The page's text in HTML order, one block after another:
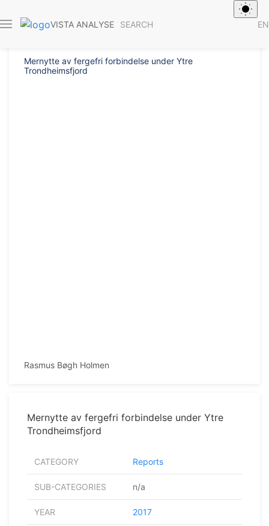
VISTA ANALYSE SEARCH EN
Mernytte av fergefri forbindelse under Ytre
Trondheimsfjord
Rasmus Bøgh Holmen
Mernytte av fergefri forbindelse under Ytre
Trondheimsfjord
CATEGORY Reports
SUB-CATEGORIES n/a
YEAR 2017